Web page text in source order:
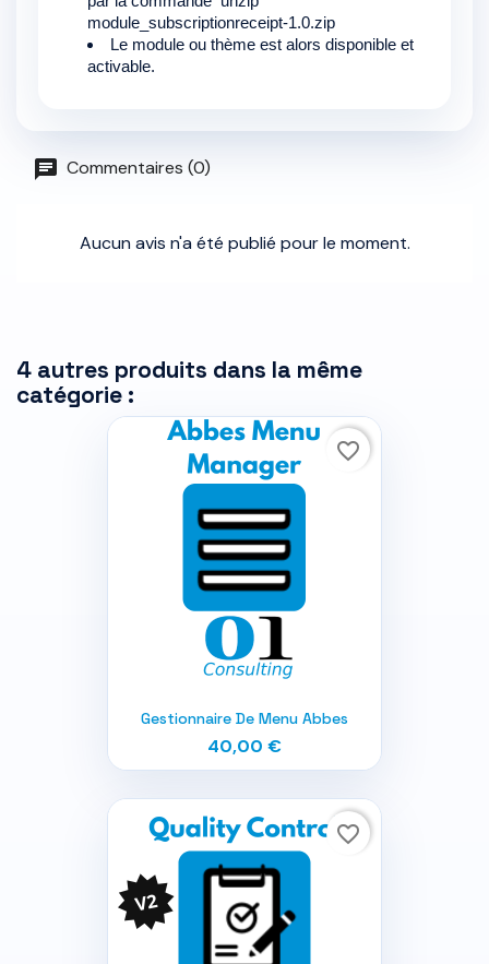
module_subscriptionreceipt-1.0.zip
Le module ou thème est alors disponible et
activable.
Commentaires (0)
Aucun avis n'a été publié pour le moment.
4 autres produits dans la même
catégorie :
Gestionnaire De Menu Abbes
40,00 €
favorite_border
favorite_border